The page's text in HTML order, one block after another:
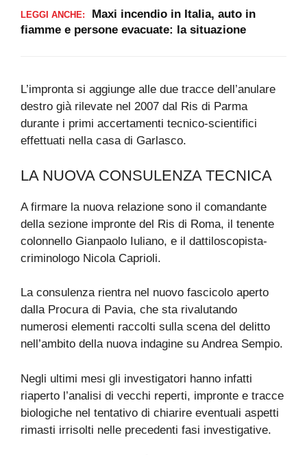
LEGGI ANCHE:
Maxi incendio in Italia, auto in
fiamme e persone evacuate: la situazione
L’impronta si aggiunge alle due tracce dell’anulare
destro già rilevate nel 2007 dal Ris di Parma
durante i primi accertamenti tecnico-scientifici
effettuati nella casa di Garlasco.
LA NUOVA CONSULENZA TECNICA
A firmare la nuova relazione sono il comandante
della sezione impronte del Ris di Roma, il tenente
colonnello Gianpaolo Iuliano, e il dattiloscopista-
criminologo Nicola Caprioli.
La consulenza rientra nel nuovo fascicolo aperto
dalla Procura di Pavia, che sta rivalutando
numerosi elementi raccolti sulla scena del delitto
nell’ambito della nuova indagine su Andrea Sempio.
Negli ultimi mesi gli investigatori hanno infatti
riaperto l’analisi di vecchi reperti, impronte e tracce
biologiche nel tentativo di chiarire eventuali aspetti
rimasti irrisolti nelle precedenti fasi investigative.